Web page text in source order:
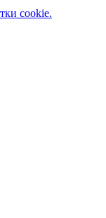
cookie.